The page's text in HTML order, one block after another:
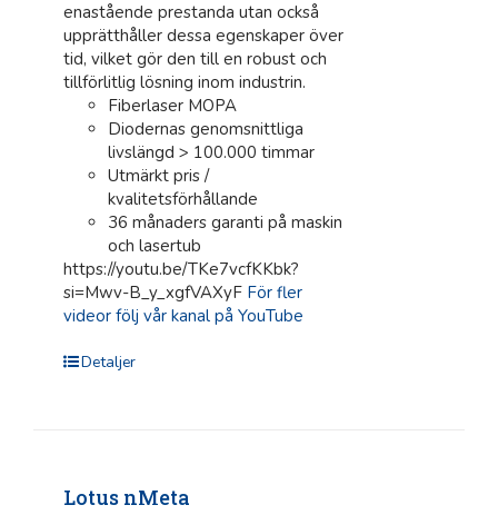
enastående prestanda utan också
upprätthåller dessa egenskaper över
tid, vilket gör den till en robust och
tillförlitlig lösning inom industrin.
Fiberlaser MOPA
Diodernas genomsnittliga
livslängd > 100.000 timmar
Utmärkt pris /
kvalitetsförhållande
36 månaders garanti på maskin
och lasertub
https://youtu.be/TKe7vcfKKbk?
si=Mwv-B_y_xgfVAXyF För fler
videor följ vår kanal på YouTube
Detaljer
Lotus nMeta